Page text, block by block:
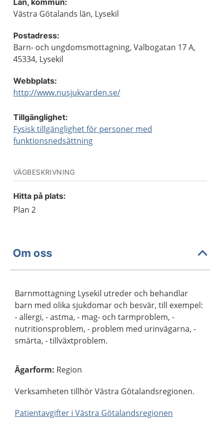
Län, kommun:
Västra Götalands län, Lysekil
Postadress:
Barn- och ungdomsmottagning, Valbogatan 17 A,
45334, Lysekil
Webbplats:
http://www.nusjukvarden.se/
Tillgänglighet:
Fysisk tillgänglighet för personer med
funktionsnedsättning
VÄGBESKRIVNING
Hitta på plats:
Plan 2
Om oss
Barnmottagning Lysekil utreder och behandlar
barn med olika sjukdomar och besvär, till exempel:
- allergi, - astma, - mag- och tarmproblem, -
nutritionsproblem, - problem med urinvägarna, -
smärta, - tillväxtproblem.
Ägarform: Region
Verksamheten tillhör Västra Götalandsregionen.
Patientavgifter i Västra Götalandsregionen